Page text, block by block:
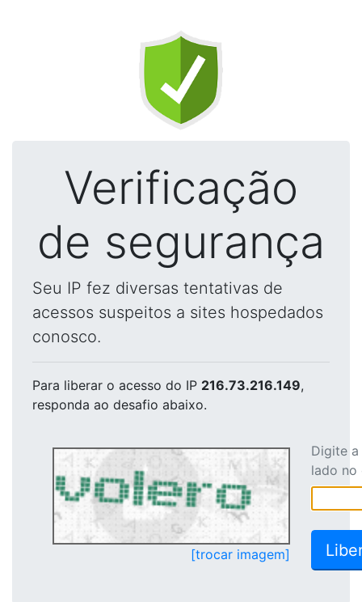
Verificação
de segurança
Seu IP fez diversas tentativas de
acessos suspeitos a sites hospedados
conosco.
Para liberar o acesso do IP 216.73.216.149,
responda ao desafio abaixo.
[trocar imagem]
Digite
lado no